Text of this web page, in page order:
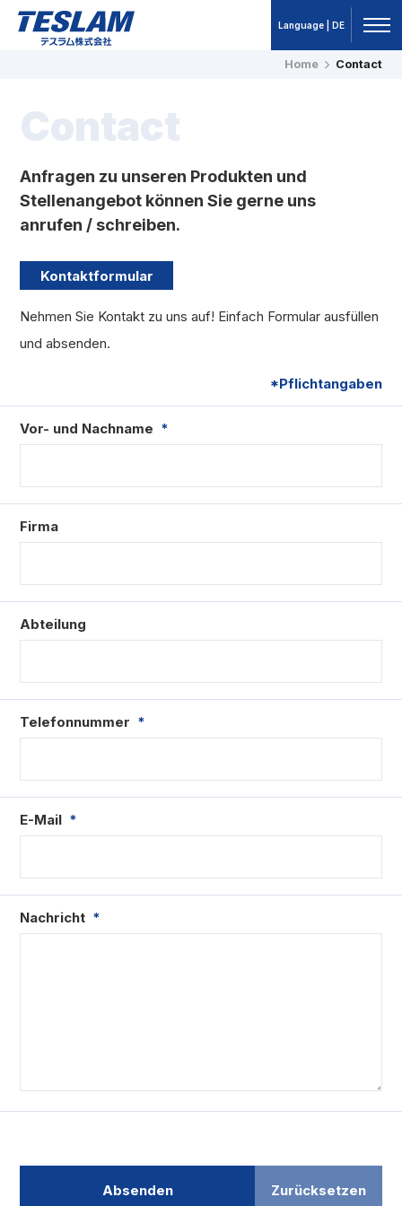
Language | DE
Home Contact
Contact
Anfragen zu unseren Produkten und
Stellenangebot können Sie gerne uns
anrufen / schreiben.
Kontaktformular
Nehmen Sie Kontakt zu uns auf! Einfach Formular ausfüllen
und absenden.
*Pflichtangaben
Vor- und Nachname *
Firma
Abteilung
Telefonnummer *
E-Mail *
Nachricht *